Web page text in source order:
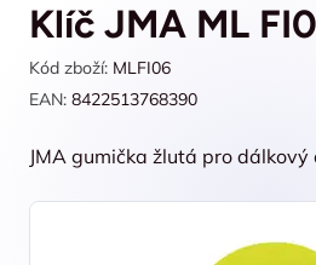
Klíč JMA ML
Kód zboží: MLFI06
EAN: 8422513768390
JMA gumička žlutá pro dálkový